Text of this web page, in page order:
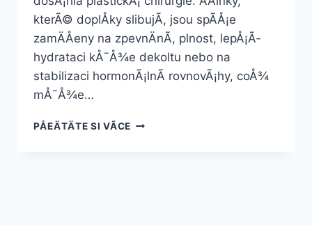
kterÃ© doplÅky slibujÃ­, jsou spÃ­Å¡e
zamÄÅeny na zpevnÄnÃ­, plnost, lepÅ¡Ã­
hydrataci kÅ¯Å¾e dekoltu nebo na
stabilizaci hormonÃ¡lnÃ­ rovnovÃ¡hy, coÅ¾
mÅ¯Å¾e…
PÅEÄTÄTE SI VÃ­CEBEZPEÄNÃ©